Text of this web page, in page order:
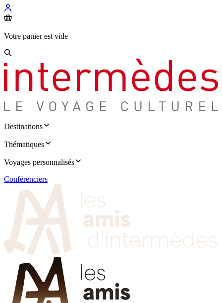
Votre panier est vide
Destinations
Thématiques
Voyages personnalisés
Conférenciers